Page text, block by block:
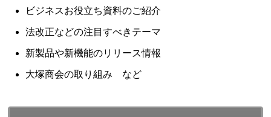
ビジネスお役立ち資料のご紹介
法改正などの注目すべきテーマ
新製品や新機能のリリース情報
大塚商会の取り組み など